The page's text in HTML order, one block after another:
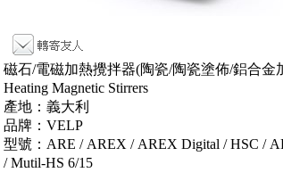
磁石/電磁加熱攪拌器(陶瓷/陶瓷塗佈/鋁合金
Heating Magnetic Stirrers
產地：義大利
品牌：VELP
型號：ARE / AREX / AREX Digital / HSC /
/ Mutil-HS 6/15